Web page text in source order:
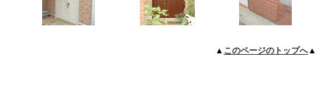
▲ このページのトップへ